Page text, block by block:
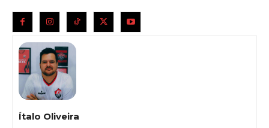
Ítalo Oliveira